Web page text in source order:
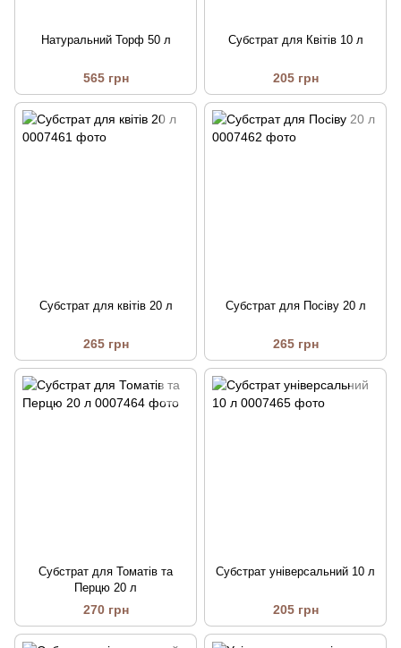
Натуральний Торф 50 л
565 грн
Субстрат для Квітів 10 л
205 грн
Субстрат для квітів 20 л
265 грн
Субстрат для Посіву 20 л
265 грн
Субстрат для Томатів та
Перцю 20 л
270 грн
Субстрат універсальний 10 л
205 грн